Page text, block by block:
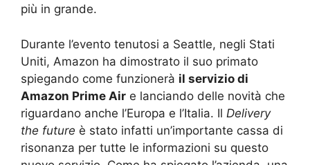
più in grande.
Durante l’evento tenutosi a Seattle, negli Stati
Uniti, Amazon ha dimostrato il suo primato
spiegando come funzionerà il servizio di
Amazon Prime Air e lanciando delle novità che
riguardano anche l’Europa e l’Italia. Il Delivery
the future è stato infatti un’importante cassa di
risonanza per tutte le informazioni su questo